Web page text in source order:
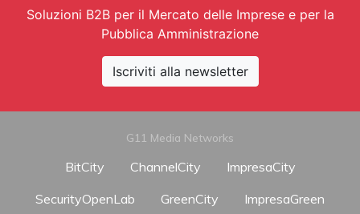
Soluzioni B2B per il Mercato delle Imprese e per la
Pubblica Amministrazione
Iscriviti alla newsletter
G11 Media Networks
BitCity ChannelCity
ImpresaCity
SecurityOpenLab
GreenCity
ImpresaGreen